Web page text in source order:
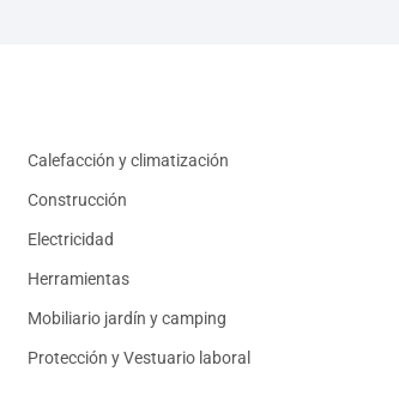
Calefacción y climatización
Construcción
Electricidad
Herramientas
Mobiliario jardín y camping
Protección y Vestuario laboral